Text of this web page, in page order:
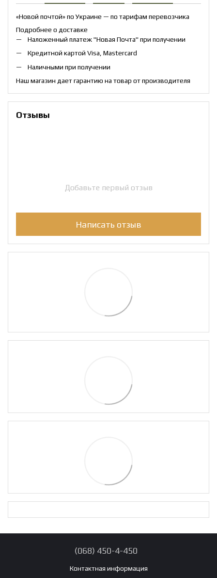
«Новой почтой» по Украине — по тарифам перевозчика
Подробнее о доставке
Наложенный платеж "Новая Почта" при получении
Кредитной картой Visa, Mastercard
Наличными при получении
Наш магазин дает гарантию на товар от производителя
Отзывы
Добавьте первый отзыв
Написать отзыв
(068) 450-4-450
Контактная информация